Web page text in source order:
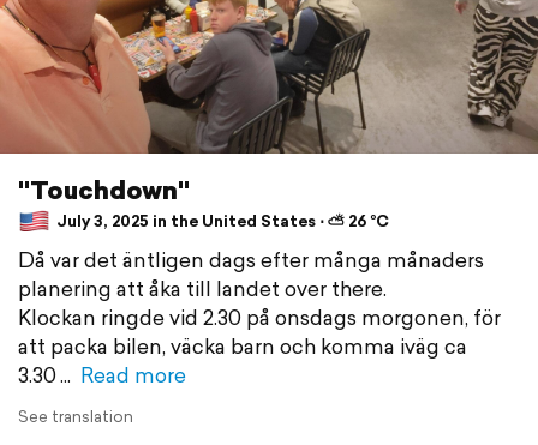
"Touchdown"
July 3, 2025 in the United States ⋅ ⛅ 26 °C
Då var det äntligen dags efter många månaders
planering att åka till landet over there.
Klockan ringde vid 2.30 på onsdags morgonen, för
att packa bilen, väcka barn och komma iväg ca
3.30
Read more
See translation